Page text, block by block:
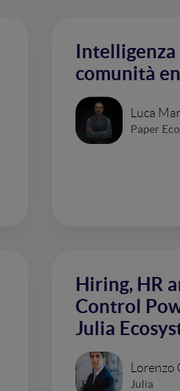
comunità
Luca
Paper
Hiring, HR
Control
Julia
Julia